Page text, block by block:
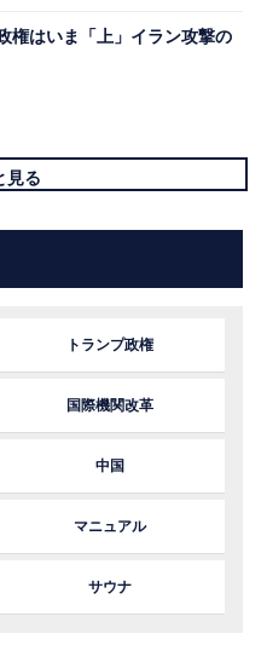
権はいま「上」イラン攻撃の
見る
トランプ政権
国際機関改革
中国
マニュアル
サウナ